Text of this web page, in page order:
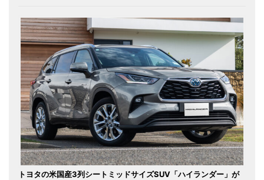
トヨタの米国産3列シートミッドサイズSUV「ハイランダー」が